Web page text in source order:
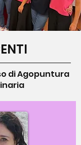
di Agopuntura